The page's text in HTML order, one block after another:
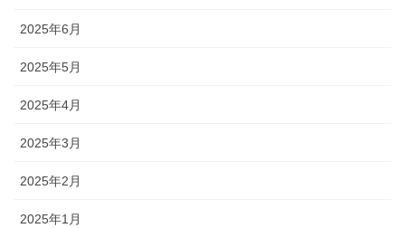
2025年6月
2025年5月
2025年4月
2025年3月
2025年2月
2025年1月